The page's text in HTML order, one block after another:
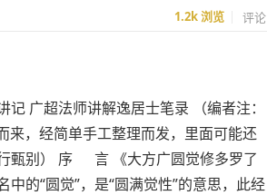
1.2k浏览 评论
记 广超法师讲解逸居士笔录 （编者注：
来，经简单手工整理而发，里面可能还
甄别） 序 言 《大方广圆觉修多罗了
的“圆觉”，是“圆满觉性”的意思，此经